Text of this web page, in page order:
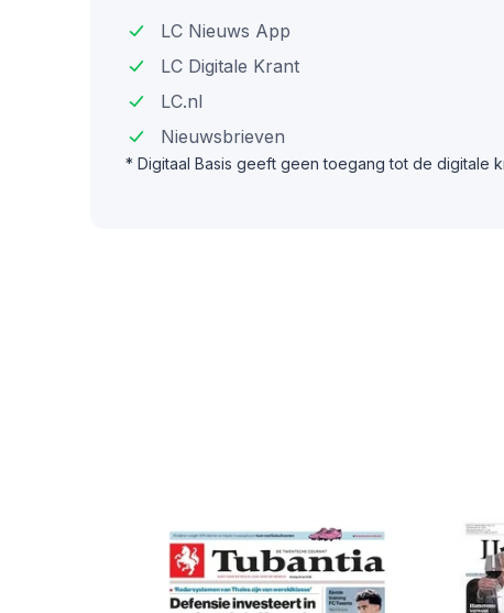
LC Nieuws App
LC Digitale Krant
LC.nl
Nieuwsbrieven
* Digitaal Basis geeft geen toegang tot de digitale